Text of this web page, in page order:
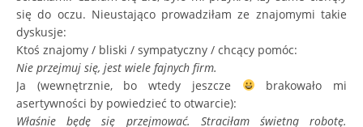
się do oczu. Nieustająco prowadziłam ze znajomymi takie
dyskusje:
Ktoś znajomy / bliski / sympatyczny / chcący pomóc:
Nie przejmuj się, jest wiele fajnych firm.
Ja (wewnętrznie, bo wtedy jeszcze
brakowało mi
asertywności by powiedzieć to otwarcie):
Właśnie będę się przejmować. Straciłam świetną robotę.